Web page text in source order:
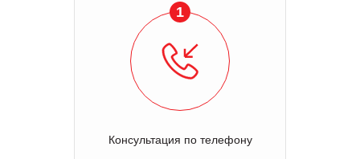
1
Консультация по телефону